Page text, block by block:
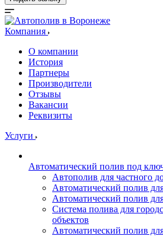
Компания
О компании
История
Партнеры
Производители
Отзывы
Вакансии
Реквизиты
Услуги
Автоматический полив под
Автополив для частного
Автоматический полив
Автоматический полив
Система полива для
объектов
Автоматический полив